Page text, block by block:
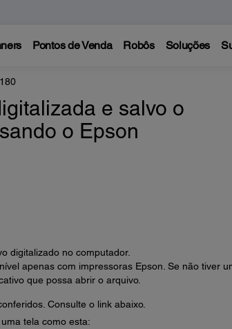
Pontos de Venda Robôs Soluções
e salvo o
o Epson
digitalizado no computador.
apenas com impressoras Epson. Se não tiver
que possa abrir o arquivo.
Consulte o link abaixo.
tela como esta: